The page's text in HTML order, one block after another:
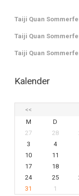
Taiji Quan
Taiji Quan
Taiji Quan
Kalender
<<
M
D
27
28
3
4
10
11
17
18
24
25
31
1